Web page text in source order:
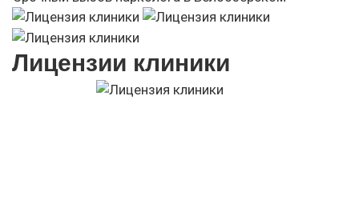
Лицензии клиники